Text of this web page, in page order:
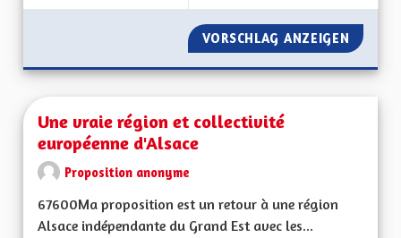
VORSCHLAG ANZEIGEN
Une vraie région et collectivité
européenne d'Alsace
Proposition anonyme
67600Ma proposition est un retour à une région
Alsace indépendante du Grand Est avec les...